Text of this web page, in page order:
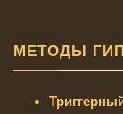
МЕТОДЫ